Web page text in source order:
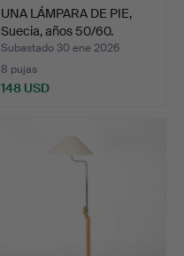
UNA LÁMPARA DE PIE,
Suecia, años 50/60.
Subastado 30 ene 2026
8 pujas
148 USD